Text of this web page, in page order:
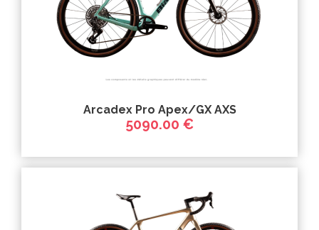
Arcadex Pro Apex/GX AXS
5090.00 €